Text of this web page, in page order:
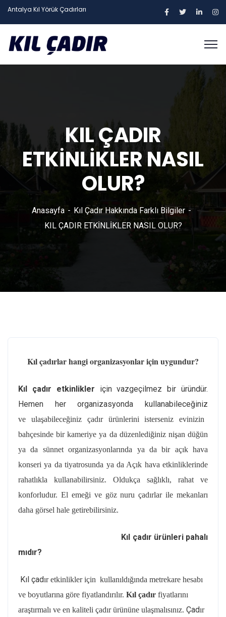
Antalya Kıl Yörük Çadırları
KIL ÇADIR
ETKİNLİKLER NASIL
OLUR?
Anasayfa
Kıl Çadır Hakkında Farklı Bilgiler
KIL ÇADIR ETKİNLİKLER NASIL OLUR?
Kıl çadırlar hangi organizasyonlar için uygundur?
Kıl çadır etkinlikler için vazgeçilmez bir üründür.
Hemen her organizasyonda kullanabileceğiniz
ve ulaşabileceğiniz çadır ürünlerini isterseniz evinizin
bahçesinde bir kameriye ya da düzenlediğiniz nişan düğün
ya da sünnet organizasyonlarında ya da bir açık hava
konseri ya da tiyatrosunda ya da Açık hava etkinliklerinde
rahatlıkla kullanabilirsiniz. Oldukça sağlıklı, rahat ve
konforludur. El emeği ve göz nuru çadırlar ile mekanları
daha görsel hale getirebilirsiniz.
Kıl çadır ürünleri pahalı
mıdır?
Kıl çadır etkinlikler için kullanıldığında metrekare hesabı
ve boyutlarına göre fiyatlandırılır. Kıl çadır fiyatlarını
araştırmalı ve en kaliteli çadır ürününe ulaşmalısınız. Çadır